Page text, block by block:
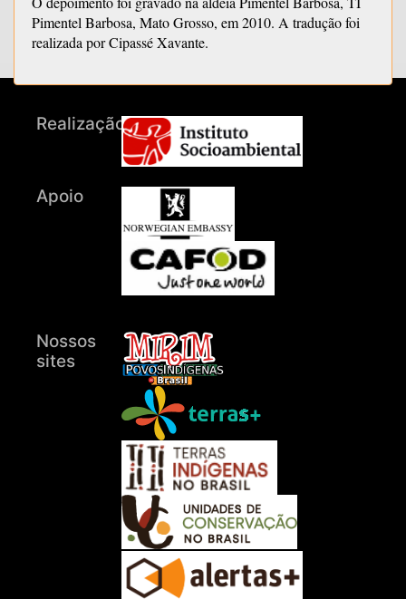
Pimentel Barbosa, Mato Grosso, em 2010. A tradução foi
realizada por Cipassé Xavante.